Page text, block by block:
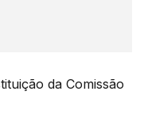
da Comissão